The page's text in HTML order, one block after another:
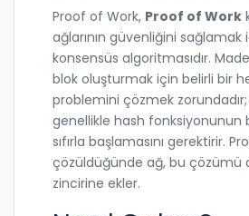
Proof of Work, Proof of Work
ağlarının güvenliğini sağlamak
konsensüs algoritmasıdır.
blok oluşturmak için belirli bir
problemini çözmek
genellikle hash fonksiyonunun
sıfırla başlamasını gerektirir.
çözüldüğünde ağ, bu çözümü
zincirine ekler.